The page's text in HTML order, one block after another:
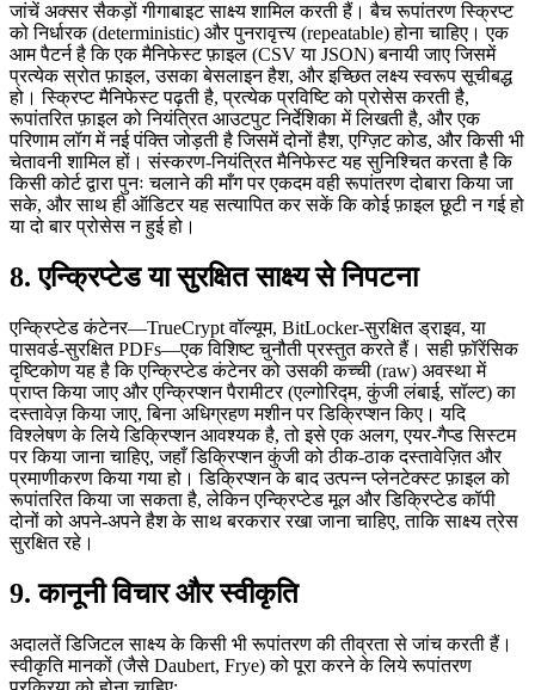
जांचें अक्सर सैकड़ों गीगाबाइट साक्ष्य शामिल करती हैं। बैच रूपांतरण स्क्रिप्ट
को निर्धारक (deterministic) और पुनरावृत्त्य (repeatable) होना चाहिए। एक
आम पैटर्न है कि एक मैनिफेस्ट फ़ाइल (CSV या JSON) बनायी जाए जिसमें
प्रत्येक स्रोत फ़ाइल, उसका बेसलाइन हैश, और इच्छित लक्ष्य स्वरूप सूचीबद्ध
हो। स्क्रिप्ट मैनिफेस्ट पढ़ती है, प्रत्येक प्रविष्टि को प्रोसेस करती है,
रूपांतरित फ़ाइल को नियंत्रित आउटपुट निर्देशिका में लिखती है, और एक
परिणाम लॉग में नई पंक्ति जोड़ती है जिसमें दोनों हैश, एग्ज़िट कोड, और किसी भी
चेतावनी शामिल हों। संस्करण‑नियंत्रित मैनिफेस्ट यह सुनिश्चित करता है कि
किसी कोर्ट द्वारा पुनः चलाने की माँग पर एकदम वही रूपांतरण दोबारा किया जा
सके, और साथ ही ऑडिटर यह सत्यापित कर सकें कि कोई फ़ाइल छूटी न गई हो
या दो बार प्रोसेस न हुई हो।
8. एन्क्रिप्टेड या सुरक्षित साक्ष्य से निपटना
एन्क्रिप्टेड कंटेनर—TrueCrypt वॉल्यूम, BitLocker‑सुरक्षित ड्राइव, या
पासवर्ड‑सुरक्षित PDFs—एक विशिष्ट चुनौती प्रस्तुत करते हैं। सही फ़ॉरेंसिक
दृष्टिकोण यह है कि एन्क्रिप्टेड कंटेनर को उसकी कच्ची (raw) अवस्था में
प्राप्त किया जाए और एन्क्रिप्शन पैरामीटर (एल्गोरिद्म, कुंजी लंबाई, सॉल्ट) का
दस्तावेज़ किया जाए, बिना अधिग्रहण मशीन पर डिक्रिप्शन किए। यदि
विश्लेषण के लिये डिक्रिप्शन आवश्यक है, तो इसे एक अलग, एयर‑गैप्ड सिस्टम
पर किया जाना चाहिए, जहाँ डिक्रिप्शन कुंजी को ठीक‑ठाक दस्तावेज़ित और
प्रमाणीकरण किया गया हो। डिक्रिप्शन के बाद उत्पन्न प्लेनटेक्स्ट फ़ाइल को
रूपांतरित किया जा सकता है, लेकिन एन्क्रिप्टेड मूल और डिक्रिप्टेड कॉपी
दोनों को अपने‑अपने हैश के साथ बरकरार रखा जाना चाहिए, ताकि साक्ष्य त्रेस
सुरक्षित रहे।
9. कानूनी विचार और स्वीकृति
अदालतें डिजिटल साक्ष्य के किसी भी रूपांतरण की तीव्रता से जांच करती हैं।
स्वीकृति मानकों (जैसे Daubert, Frye) को पूरा करने के लिये रूपांतरण